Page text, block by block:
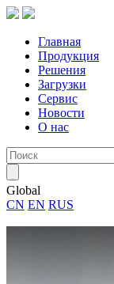
Главная
Продукция
Решения
Загрузки
Сервис
Новости
О нас
Global
CN EN RUS